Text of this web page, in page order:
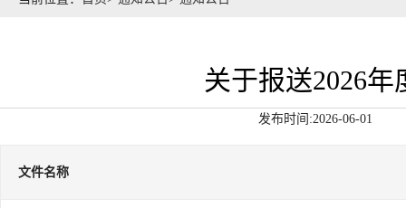
关于报送2026
发布时间:2026-06-01
文件名称